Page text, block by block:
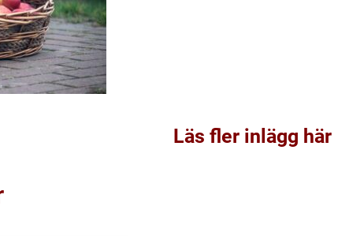
Läs fler inlägg här